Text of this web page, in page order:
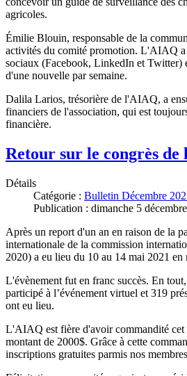
agricoles.
Émilie Blouin, responsable de la
activités du comité promotion. L'AIAQ a
sociaux (Facebook, LinkedIn et Twitter)
d'une nouvelle par semaine.
Dalila Larios, trésorière de l'AIAQ, a
financiers de l'association, qui est
financière.
Retour sur le congrès de
Détails
Catégorie : Bulletin Décembre
Publication : dimanche 5
Après un report d'un an en raison de la
internationale de la commission
2020) a eu lieu du 10 au 14 mai 2021 en
L'évènement fut en franc succès. En
participé à l’événement virtuel et 319
ont eu lieu.
L'AIAQ est fière d'avoir commandité cet
montant de 2000$. Grâce à cette
inscriptions gratuites parmis nos